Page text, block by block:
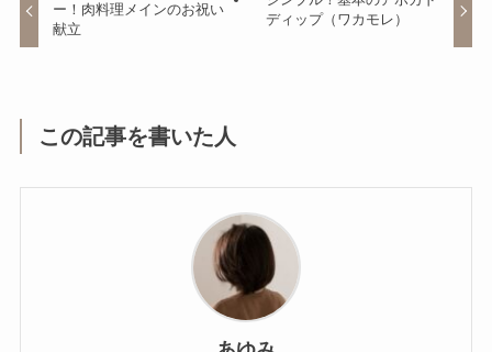
ー！肉料理メインのお祝い
献立
ディップ（ワカモレ）
この記事を書いた人